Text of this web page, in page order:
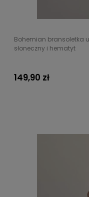
Bohemian bransoletka
słoneczny i hematyt
149,90 zł